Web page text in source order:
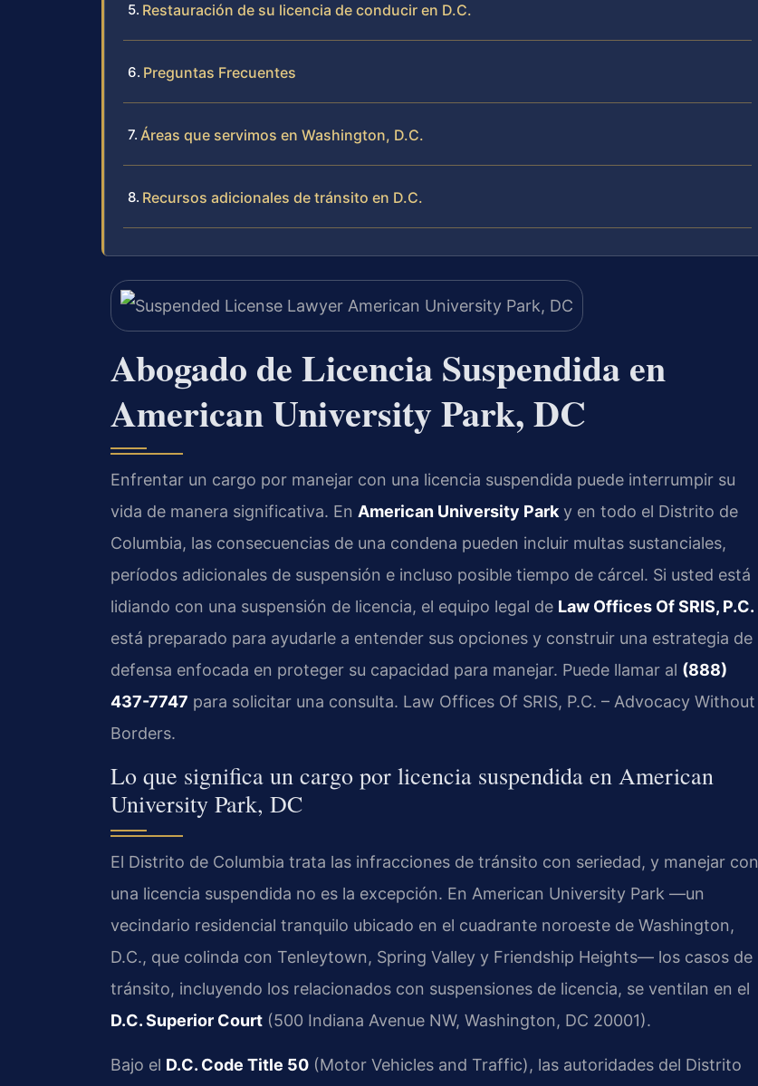
Restauración de su licencia de conducir en D.C.
Preguntas Frecuentes
Áreas que servimos en Washington, D.C.
Recursos adicionales de tránsito en D.C.
Abogado de Licencia Suspendida en
American University Park, DC
Enfrentar un cargo por manejar con una licencia suspendida puede interrumpir su
vida de manera significativa. En American University Park y en todo el Distrito de
Columbia, las consecuencias de una condena pueden incluir multas sustanciales,
períodos adicionales de suspensión e incluso posible tiempo de cárcel. Si usted está
lidiando con una suspensión de licencia, el equipo legal de Law Offices Of SRIS, P.C.
está preparado para ayudarle a entender sus opciones y construir una estrategia de
defensa enfocada en proteger su capacidad para manejar. Puede llamar al (888)
437-7747 para solicitar una consulta. Law Offices Of SRIS, P.C. – Advocacy Without
Borders.
Lo que significa un cargo por licencia suspendida en American
University Park, DC
El Distrito de Columbia trata las infracciones de tránsito con seriedad, y manejar con
una licencia suspendida no es la excepción. En American University Park —un
vecindario residencial tranquilo ubicado en el cuadrante noroeste de Washington,
D.C., que colinda con Tenleytown, Spring Valley y Friendship Heights— los casos de
tránsito, incluyendo los relacionados con suspensiones de licencia, se ventilan en el
D.C. Superior Court (500 Indiana Avenue NW, Washington, DC 20001).
Bajo el D.C. Code Title 50 (Motor Vehicles and Traffic), las autoridades del Distrito